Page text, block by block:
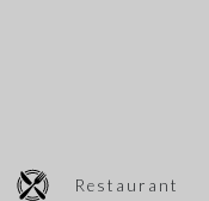
Restaurant